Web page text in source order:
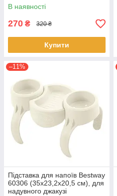
В наявності
270 ₴ 320 ₴
Купити
–11%
Підставка для напоїв Bestway
60306 (35x23,2x20,5 см), для
надувного джакузі